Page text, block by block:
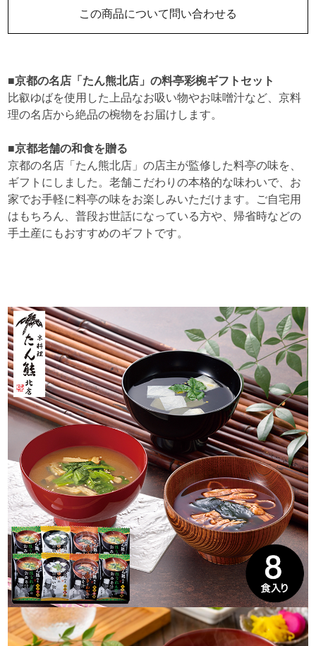
この商品について問い合わせる
■京都の名店「たん熊北店」の料亭彩椀ギフトセット
比叡ゆばを使用した上品なお吸い物やお味噌汁など、京料
理の名店から絶品の椀物をお届けします。
■京都老舗の和食を贈る
京都の名店「たん熊北店」の店主が監修した料亭の味を、
ギフトにしました。老舗こだわりの本格的な味わいで、お
家でお手軽に料亭の味をお楽しみいただけます。ご自宅用
はもちろん、普段お世話になっている方や、帰省時などの
手土産にもおすすめのギフトです。